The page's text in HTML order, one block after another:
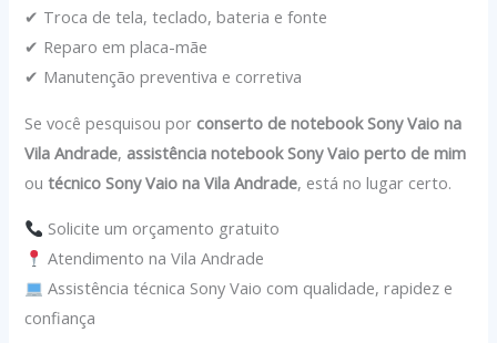
✔ Troca de tela, teclado, bateria e fonte
✔ Reparo em placa-mãe
✔ Manutenção preventiva e corretiva
Se você pesquisou por conserto de notebook Sony Vaio na
Vila Andrade, assistência notebook Sony Vaio perto de mim
outécnico Sony Vaio na Vila Andrade, está no lugar certo.
Solicite um orçamento gratuito
Atendimento na Vila Andrade
Assistência técnica Sony Vaio com qualidade, rapidez e
confiança